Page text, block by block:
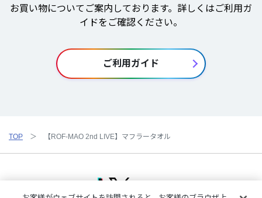
お買い物についてご案内しております。詳しくはご利用ガ
イドをご確認ください。
ご利用ガイド
TOP 【ROF-MAO 2nd LIVE】マフラータオル